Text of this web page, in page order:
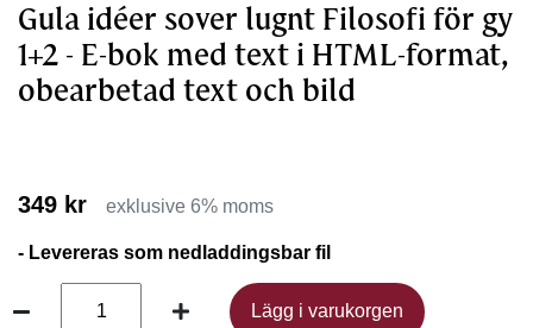
Gula idéer sover lugnt Filosofi för gy
1+2 - E-bok med text i HTML-format,
obearbetad text och bild
349 kr exklusive 6% moms
- Levereras som nedladdingsbar fil
Lägg i varukorgen
Lägg i varukorgen